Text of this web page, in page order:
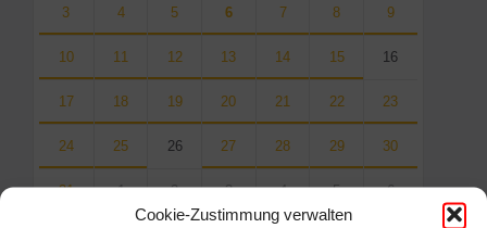
Cookie-Zustimmung verwalten
3 4 5 6 7 8 9
10 11 12 13 14 15 16
17 18 19 20 21 22 23
24 25 26 27 28 29 30
31 1 2 3 4 5 6